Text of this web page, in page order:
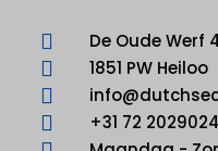
De Oude Werf
1851 PW Heiloo
+31 72 2029024